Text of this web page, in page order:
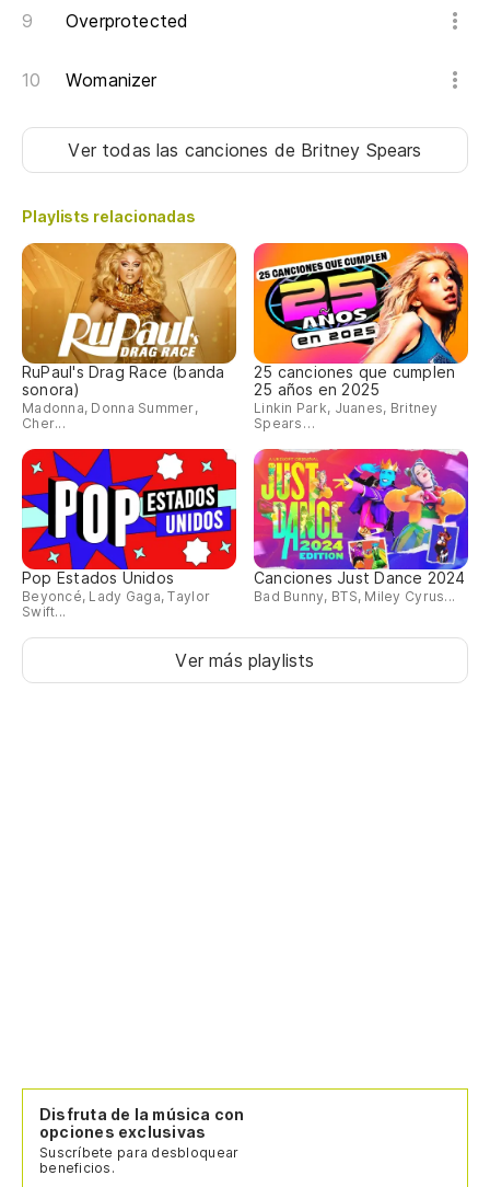
Overprotected
Womanizer
Ver todas las canciones de Britney Spears
Playlists relacionadas
RuPaul's Drag Race (banda
sonora)
Madonna, Donna Summer,
Cher...
25 canciones que cumplen
25 años en 2025
Linkin Park, Juanes, Britney
Spears…
Pop Estados Unidos
Beyoncé, Lady Gaga, Taylor
Swift...
Canciones Just Dance 2024
Bad Bunny, BTS, Miley Cyrus...
Ver más playlists
Disfruta de la música con
opciones exclusivas
Suscríbete para desbloquear
beneficios.